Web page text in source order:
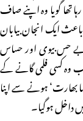
تھا گویا وہ اپنے صاف
ایک انجان بیابان
حس بیوی اور حساس
اب وہ کسی فلمی گانے کے
بھارت‘ ہونے سے اپنا
داخل ہوگیا۔